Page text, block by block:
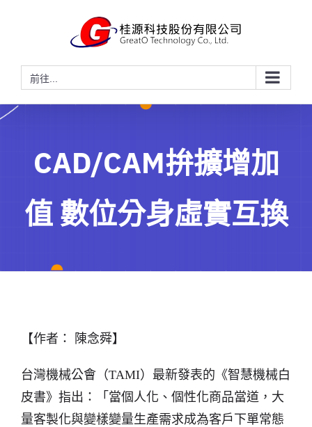
前往...
CAD/CAM拚擴增加
值 數位分身虛實互換
【作者： 陳念舜】
台灣機械公會（TAMI）最新發表的《智慧機械白
皮書》指出：「當個人化、個性化商品當道，大
量客製化與變樣變量生產需求成為客戶下單常態